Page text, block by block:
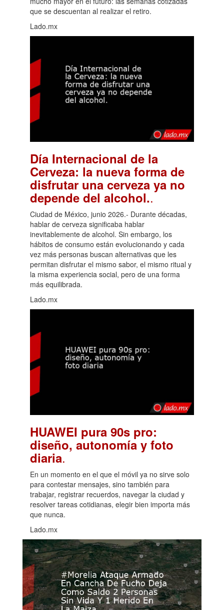
que se descuentan al realizar el retiro.
Lado.mx
Día Internacional de la
Cerveza: la nueva forma de
disfrutar una cerveza ya no
depende del alcohol..
Ciudad de México, junio 2026.- Durante décadas,
hablar de cerveza significaba hablar
inevitablemente de alcohol. Sin embargo, los
hábitos de consumo están evolucionando y cada
vez más personas buscan alternativas que les
permitan disfrutar el mismo sabor, el mismo ritual y
la misma experiencia social, pero de una forma
más equilibrada.
Lado.mx
HUAWEI pura 90s pro:
diseño, autonomía y foto
diaria.
En un momento en el que el móvil ya no sirve solo
para contestar mensajes, sino también para
trabajar, registrar recuerdos, navegar la ciudad y
resolver tareas cotidianas, elegir bien importa más
que nunca.
Lado.mx